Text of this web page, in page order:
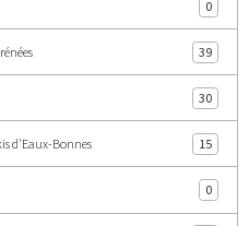
0
39
30
d'Eaux-Bonnes 15
0